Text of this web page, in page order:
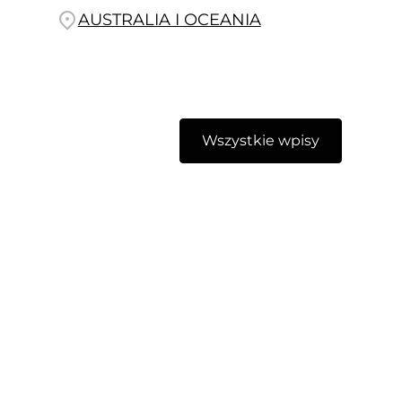
AUSTRALIA I OCEANIA
Wszystkie wpisy